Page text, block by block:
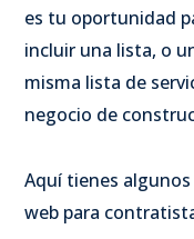
es tu oportunidad
incluir una lista, o
misma lista de
negocio de
Aquí tienes
web para